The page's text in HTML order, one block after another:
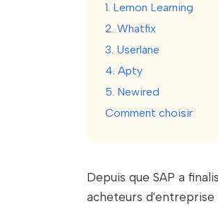
1. Lemon Learning
2. Whatfix
3. Userlane
4. Apty
5. Newired
Comment choisir
Depuis que SAP a
acheteurs d'entreprise